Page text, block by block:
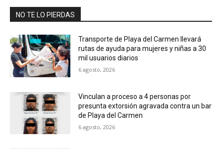
NO TE LO PIERDAS
Transporte de Playa del Carmen llevará
rutas de ayuda para mujeres y niñas a 30
mil usuarios diarios
6 agosto, 2026
Vinculan a proceso a 4 personas por
presunta extorsión agravada contra un bar
de Playa del Carmen
6 agosto, 2026